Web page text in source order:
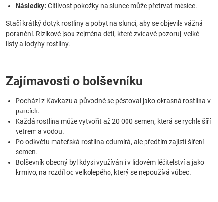
Následky: Citlivost pokožky na slunce může přetrvat měsíce.
Stačí krátký dotyk rostliny a pobyt na slunci, aby se objevila vážná
poranění. Rizikové jsou zejména děti, které zvídavě pozorují velké
listy a lodyhy rostliny.
Zajímavosti o bolševníku
Pochází z Kavkazu a původně se pěstoval jako okrasná rostlina v
parcích.
Každá rostlina může vytvořit až 20 000 semen, která se rychle šíří
větrem a vodou.
Po odkvětu mateřská rostlina odumírá, ale předtím zajistí šíření
semen.
Bolševník obecný byl kdysi využíván i v lidovém léčitelství a jako
krmivo, na rozdíl od velkolepého, který se nepoužívá vůbec.